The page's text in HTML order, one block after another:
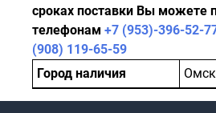
сроках поставки Вы можете
телефонам +7 (953)-396-52-
(908) 119-65-59
Город наличия
Омск